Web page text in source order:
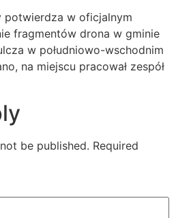
potwierdza w oficjalnym
fragmentów drona w gminie
w południowo-wschodnim
na miejscu pracował zespół
be published. Required